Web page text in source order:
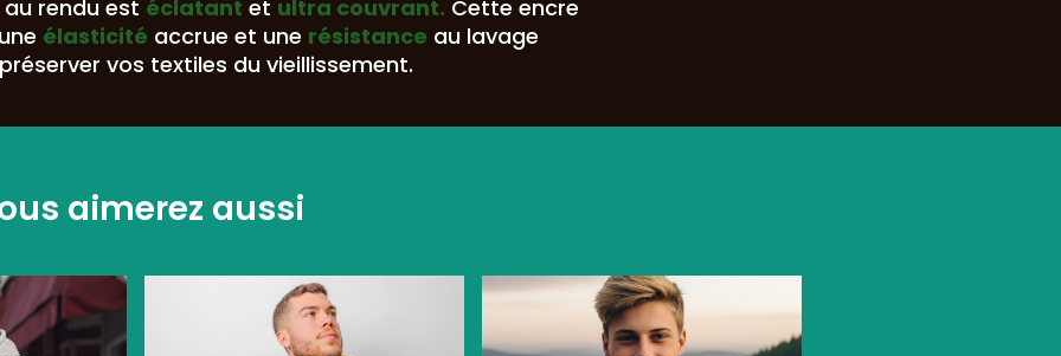
au rendu est éclatant et ultra couvrant. Cette encre
élasticité accrue et une résistance au lavage
vos textiles du vieillissement.
aimerez aussi